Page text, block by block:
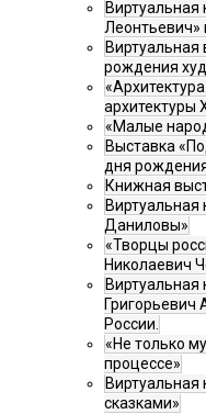
Леонтьевич»
Виртуальная
рождения
архитектуры
«Малые
Выставка
дня
Книжная
Даниловы»
«Творцы
Николаевич
Григорьевич
России.
«Не только
процессе»
сказками»